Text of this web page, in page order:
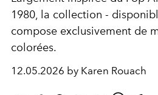
1980, la collection -
compose exclusivement de
colorées.
12.05.2026 by Karen Rouach